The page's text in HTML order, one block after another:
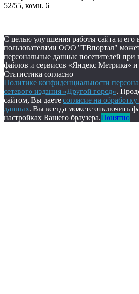
52/55, комн. 6
С целью улучшения работы сайта и его
пользователями ООО "ТВпортал"
персональные данные посетителей
файлов и сервисов «Яндекс Метрика»
Статистика согласно
Политике конфиденциальности
сетевого издания «Другой город».
сайтом, Вы даете согласие на
данных. Вы всегда можете отключить
настройках Вашего браузера.Понятно